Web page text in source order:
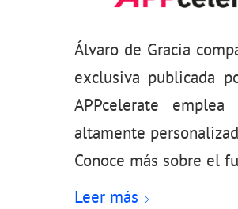
Álvaro de Gracia
exclusiva publicada
APPcelerate
altamente
Conoce más sobre el
Leer más